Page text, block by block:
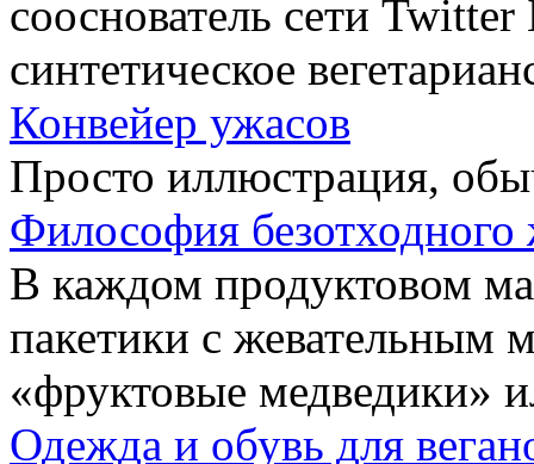
сооснователь сети
синтетическое
Конвейер ужасов
Просто иллюстрация,
Философия безотходного
В каждом продуктовом
пакетики с жевательным
«фруктовые медведики»
Одежда и обувь для